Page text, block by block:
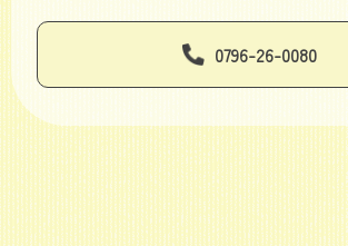
0796-26-0080